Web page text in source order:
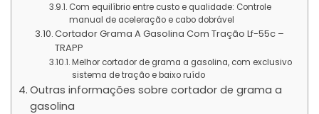
Com equilíbrio entre custo e qualidade: Controle
manual de aceleração e cabo dobrável
Cortador Grama A Gasolina Com Tração Lf-55c –
TRAPP
Melhor cortador de grama a gasolina, com exclusivo
sistema de tração e baixo ruído
Outras informações sobre cortador de grama a
gasolina